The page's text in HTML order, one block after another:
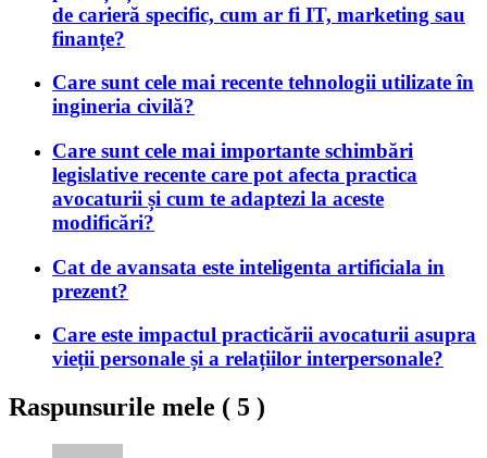
de carieră specific, cum ar fi IT, marketing sau
finanțe?
Care sunt cele mai recente tehnologii utilizate în
ingineria civilă?
Care sunt cele mai importante schimbări
legislative recente care pot afecta practica
avocaturii și cum te adaptezi la aceste
modificări?
Cat de avansata este inteligenta artificiala in
prezent?
Care este impactul practicării avocaturii asupra
vieții personale și a relațiilor interpersonale?
Raspunsurile mele ( 5 )